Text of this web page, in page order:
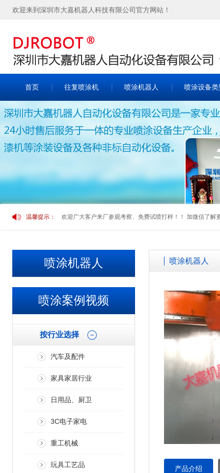
欢迎来到深圳市大嘉机器人科技有限公司官方网站！
首页 往复喷涂机 喷涂机器人 喷涂设备类
温馨提示：
欢迎广大客户来厂参观考察、免费试喷打样！！ 加微信了
欢迎广大客户来厂参观考察、免费试喷打样！！ 加微信了
喷涂机器人
喷涂案例视频
按行业选择
汽车及配件
家具家居行业
日用品、厨卫
3C电子家电
重工机械
玩具工艺品
喷涂机器人
产品介绍